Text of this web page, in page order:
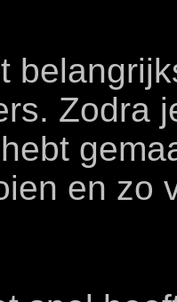
Zodra
en zo